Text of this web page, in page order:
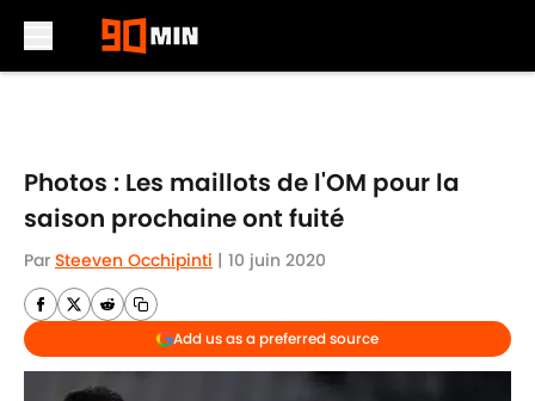
Photos : Les maillots de l'OM pour la
saison prochaine ont fuité
Par Steeven Occhipinti | 10 juin 2020
Add us as a preferred source